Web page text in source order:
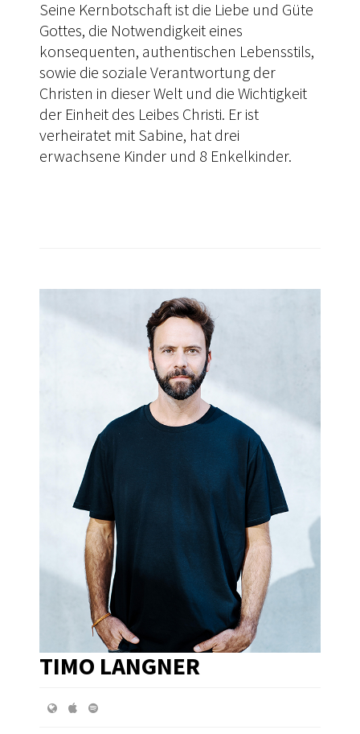
Seine Kernbotschaft ist die Liebe und Güte
Gottes, die Notwendigkeit eines
konsequenten, authentischen Lebensstils,
sowie die soziale Verantwortung der
Christen in dieser Welt und die Wichtigkeit
der Einheit des Leibes Christi. Er ist
verheiratet mit Sabine, hat drei
erwachsene Kinder und 8 Enkelkinder.
TIMO LANGNER